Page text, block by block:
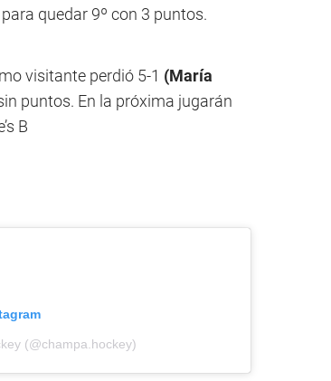
para quedar 9º con 3 puntos.
visitante perdió 5-1 (María
puntos. En la próxima jugarán
B
(@champa.hockey)